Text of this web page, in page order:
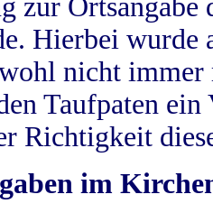
zur
Hierbei wurde
nicht
Taufpaten
Richtigkeit
im